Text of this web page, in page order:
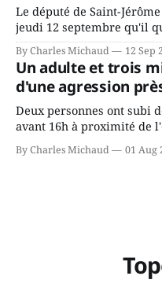
Le député de Saint-
jeudi 12 septembre qu'il
Avenir Québec de
gouvernement de la CAQ,
juge chronique, à offrir
By Charles Michaud 12 Sep
Un adulte et trois
d'une agression
Deux personnes ont subi
avant 16h à proximité de
le secteur Bellefeuille de
victimes aurait été
By Charles Michaud 01 Aug